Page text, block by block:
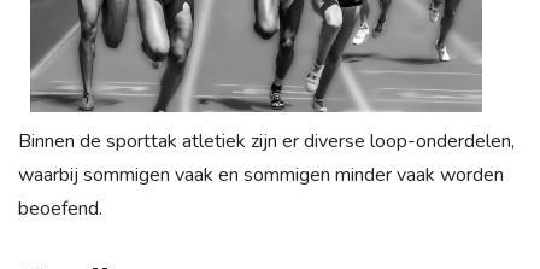
Binnen de sporttak atletiek zijn er diverse loop-onderdelen,
waarbij sommigen vaak en sommigen minder vaak worden
beoefend.